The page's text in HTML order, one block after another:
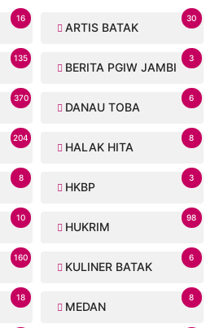
16
ARTIS BATAK
30
135
BERITA PGIW JAMBI
3
370
DANAU TOBA
6
204
HALAK HITA
8
8
HKBP
3
10
HUKRIM
98
160
KULINER BATAK
6
18
MEDAN
8